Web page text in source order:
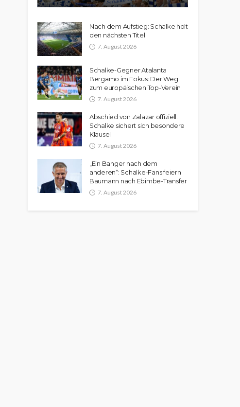
Nach dem Aufstieg: Schalke holt
den nächsten Titel
7. August 2026
Schalke-Gegner Atalanta
Bergamo im Fokus: Der Weg
zum europäischen Top-Verein
7. August 2026
Abschied von Zalazar offiziell:
Schalke sichert sich besondere
Klausel
7. August 2026
„Ein Banger nach dem
anderen“: Schalke-Fans feiern
Baumann nach Ebimbe-Transfer
7. August 2026